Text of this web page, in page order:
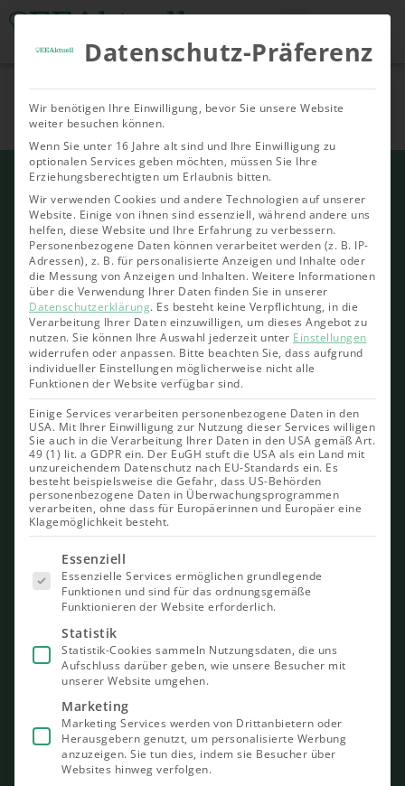
Nachhaltige
Investments
Allgemein Bioenergie
Datenschutz-Präferenz
Wir benötigen Ihre Einwilligung, bevor Sie unsere Website
weiter besuchen können.
Wenn Sie unter 16 Jahre alt sind und Ihre Einwilligung zu
optionalen Services geben möchten, müssen Sie Ihre
Erziehungsberechtigten um Erlaubnis bitten.
Wir verwenden Cookies und andere Technologien auf unserer
Website. Einige von ihnen sind essenziell, während andere uns
helfen, diese Website und Ihre Erfahrung zu verbessern.
Personenbezogene Daten können verarbeitet werden (z. B. IP-
Adressen), z. B. für personalisierte Anzeigen und Inhalte oder
die Messung von Anzeigen und Inhalten. Weitere Informationen
über die Verwendung Ihrer Daten finden Sie in unserer
Datenschutzerklärung. Es besteht keine Verpflichtung, in die
Verarbeitung Ihrer Daten einzuwilligen, um dieses Angebot zu
nutzen. Sie können Ihre Auswahl jederzeit unter Einstellungen
widerrufen oder anpassen. Bitte beachten Sie, dass aufgrund
individueller Einstellungen möglicherweise nicht alle
Funktionen der Website verfügbar sind.
Einige Services verarbeiten personenbezogene Daten in den
USA. Mit Ihrer Einwilligung zur Nutzung dieser Services willigen
Sie auch in die Verarbeitung Ihrer Daten in den USA gemäß Art.
49 (1) lit. a GDPR ein. Der EuGH stuft die USA als ein Land mit
unzureichendem Datenschutz nach EU-Standards ein. Es
besteht beispielsweise die Gefahr, dass US-Behörden
personenbezogene Daten in Überwachungsprogrammen
verarbeiten, ohne dass für Europäerinnen und Europäer eine
Klagemöglichkeit besteht.
Es folgt
eine Liste
der Service-
Gruppen,
für die eine
Einwilligung
erteilt
werden
kann. Die
erste
Service-
Gruppe ist
essenziell
und kann
nicht
abgewählt
Essenziell
Essenzielle Services ermöglichen grundlegende
Funktionen und sind für das ordnungsgemäße
Funktionieren der Website erforderlich.
Statistik
Statistik-Cookies sammeln Nutzungsdaten, die uns
Aufschluss darüber geben, wie unsere Besucher mit
unserer Website umgehen.
Marketing
Marketing Services werden von Drittanbietern oder
Herausgebern genutzt, um personalisierte Werbung
anzuzeigen. Sie tun dies, indem sie Besucher über
Websites hinweg verfolgen.